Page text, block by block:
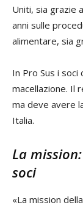
Uniti, sia grazie
anni sulle
alimentare, sia
In Pro Sus i soci
macellazione. Il
ma deve avere
Italia.
La
soci
«La mission